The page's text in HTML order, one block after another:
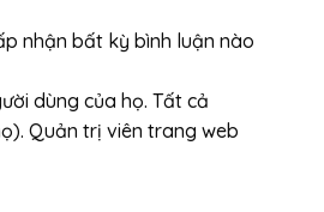
nhận bất kỳ bình luận nào
dùng của họ. Tất cả
Quản trị viên trang web